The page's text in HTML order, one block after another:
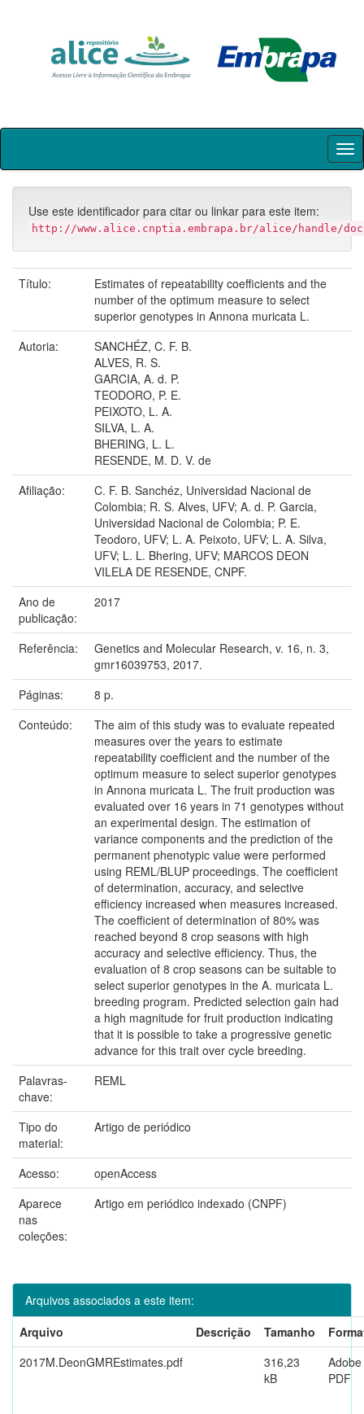
Skip
Use este identificador para citar ou linkar para este item:
http://www.alice.cnptia.embrapa.br/alice/handle/doc/
Título:
Estimates of repeatability coefficients and the
number of the optimum measure to select
superior genotypes in Annona muricata L.
Autoria:
SANCHÉZ, C. F. B.
ALVES, R. S.
GARCIA, A. d. P.
TEODORO, P. E.
PEIXOTO, L. A.
SILVA, L. A.
BHERING, L. L.
RESENDE, M. D. V. de
Afiliação:
C. F. B. Sanchéz, Universidad Nacional de
Colombia; R. S. Alves, UFV; A. d. P. Garcia,
Universidad Nacional de Colombia; P. E.
Teodoro, UFV; L. A. Peixoto, UFV; L. A. Silva,
UFV; L. L. Bhering, UFV; MARCOS DEON
VILELA DE RESENDE, CNPF.
Ano de
publicação:
2017
Referência:
Genetics and Molecular Research, v. 16, n. 3,
gmr16039753, 2017.
Páginas:
8 p.
Conteúdo:
The aim of this study was to evaluate repeated
measures over the years to estimate
repeatability coefficient and the number of the
optimum measure to select superior genotypes
in Annona muricata L. The fruit production was
evaluated over 16 years in 71 genotypes without
an experimental design. The estimation of
variance components and the prediction of the
permanent phenotypic value were performed
using REML/BLUP proceedings. The coefficient
of determination, accuracy, and selective
efficiency increased when measures increased.
The coefficient of determination of 80% was
reached beyond 8 crop seasons with high
accuracy and selective efficiency. Thus, the
evaluation of 8 crop seasons can be suitable to
select superior genotypes in the A. muricata L.
breeding program. Predicted selection gain had
a high magnitude for fruit production indicating
that it is possible to take a progressive genetic
advance for this trait over cycle breeding.
Palavras-
chave:
REML
Tipo do
material:
Artigo de periódico
Acesso:
openAccess
Aparece
nas
coleções:
Artigo em periódico indexado (CNPF)
Arquivos associados a este item:
Arquivo
Descrição Tamanho
2017M.DeonGMREstimates.pdf
316,23
kB
Adobe
PDF